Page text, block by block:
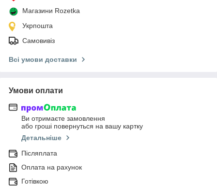
Магазини Rozetka
Укрпошта
Самовивіз
Всі умови доставки
Умови оплати
Ви отримаєте замовлення
або гроші повернуться на вашу картку
Детальніше
Післяплата
Оплата на рахунок
Готівкою